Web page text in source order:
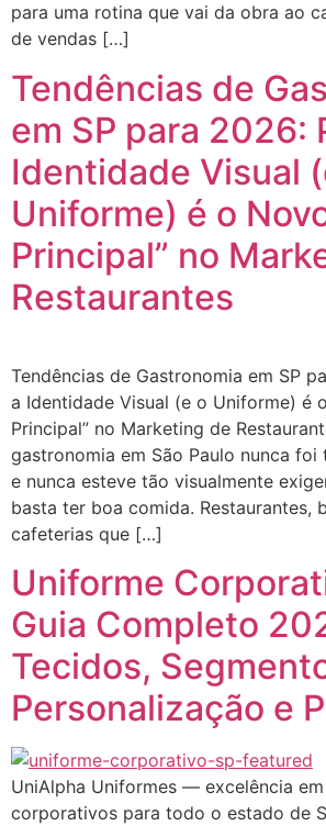
para uma rotina que vai da obra ao
de vendas […]
Tendências de
em SP para 2026:
Identidade Visual
Uniforme) é o
Principal” no
Restaurantes
Tendências de Gastronomia em SP
a Identidade Visual (e o Uniforme) é
Principal” no Marketing de
gastronomia em São Paulo nunca
e nunca esteve tão visualmente
basta ter boa comida. Restaurantes,
cafeterias que […]
Uniforme
Guia Completo
Tecidos,
Personalização e
UniAlpha Uniformes — excelência
corporativos para todo o estado de